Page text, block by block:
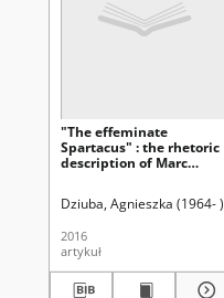
"The effeminate
Spartacus" : the rhetoric
description of Marc
Dziuba, Agnieszka (1964- )
2016
artykuł